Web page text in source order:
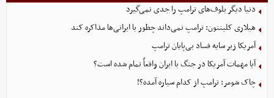
دنیا دیگر بلوف‌های ترامپ را جدی نمی‌گیرد
هیلاری کلینتون: ترامپ نمی‌داند چطور با ایرانی‌ها مذاکره کند
آمریکا زیر سایه فساد بی‌پایان ترامپ
آیا مهمات آمریکا در جنگ با ایران واقعاً تمام شده است؟
چاک شومر: ترامپ از کدام سیاره آمده؟!